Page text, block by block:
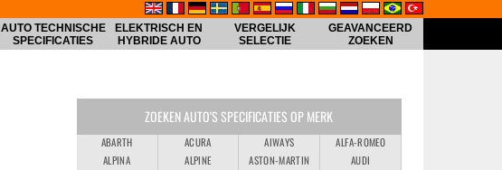
AUTO TECHNISCHE
SPECIFICATIES
ELEKTRISCH EN
HYBRIDE AUTO
VERGELIJK
SELECTIE
GEAVANCEERD
ZOEKEN
ZOEKEN AUTO'S SPECIFICATIES OP MERK
ABARTH ACURA AIWAYS
ALFA-ROMEO
ALPINA
ALPINE ASTON-MARTIN
AUDI